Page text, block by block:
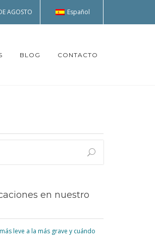
AGOSTO Español
BLOG CONTACTO
en nuestro
leve a la más grave y cuándo